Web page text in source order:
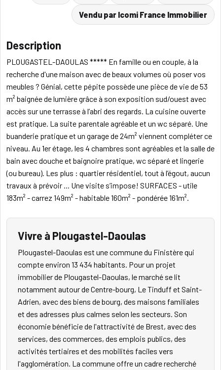
Vendu par Icomi France Immobilier
Description
PLOUGASTEL-DAOULAS ***** En famille ou en couple, à la
recherche d'une maison avec de beaux volumes où poser vos
meubles ? Génial, cette pépite possède une pièce de vie de 53
m² baignée de lumière grâce à son exposition sud/ouest avec
accès sur une terrasse à l’abri des regards. La cuisine ouverte
est pratique. La suite parentale agréable et un wc séparé. Une
buanderie pratique et un garage de 24m² viennent compléter ce
niveau. Au 1er étage, les 4 chambres sont agréables et la salle de
bain avec douche et baignoire pratique, wc séparé et lingerie
(ou bureau). Les plus : quartier résidentiel, tout à l’égout, aucun
travaux à prévoir ... Une visite s’impose! SURFACES - utile
183m² - carrez 149m² - habitable 160m² - pondérée 161m².
Vivre à Plougastel-Daoulas
Plougastel-Daoulas est une commune du Finistère qui
compte environ 13 434 habitants. Pour un projet
immobilier de Plougastel-Daoulas, le marché se lit
notamment autour de Centre-bourg, Le Tinduff et Saint-
Adrien, avec des biens de bourg, des maisons familiales
et des adresses plus calmes selon les secteurs. Son
économie bénéficie de l'attractivité de Brest, avec des
services, des commerces, des emplois publics, des
activités tertiaires et des mobilités faciles vers
l'agglomération. La commune offre un cadre recherché